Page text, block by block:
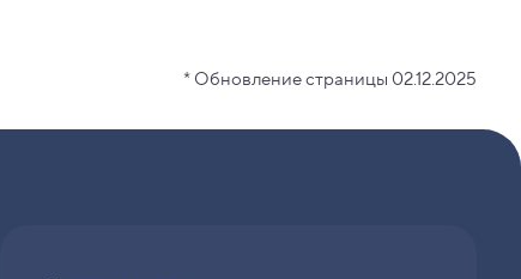
* Обновление страницы 02.12.2025